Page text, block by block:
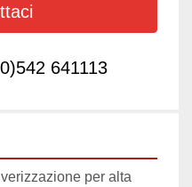
641113
per alta